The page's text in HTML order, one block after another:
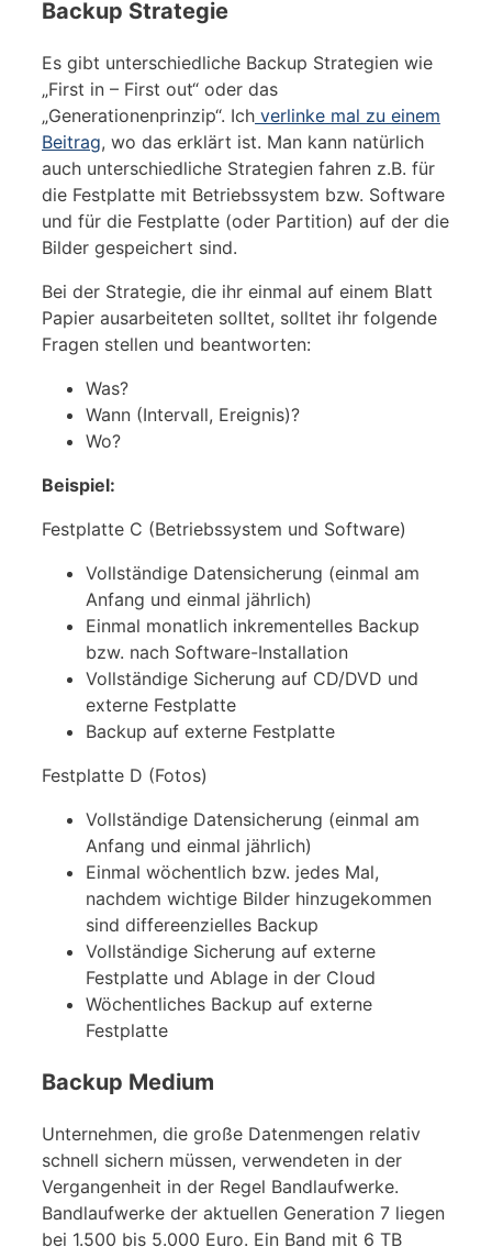
Backup Strategie
Es gibt unterschiedliche Backup Strategien wie
„First in – First out“ oder das
„Generationenprinzip“. Ich verlinke mal zu einem
Beitrag, wo das erklärt ist. Man kann natürlich
auch unterschiedliche Strategien fahren z.B. für
die Festplatte mit Betriebssystem bzw. Software
und für die Festplatte (oder Partition) auf der die
Bilder gespeichert sind.
Bei der Strategie, die ihr einmal auf einem Blatt
Papier ausarbeiteten solltet, solltet ihr folgende
Fragen stellen und beantworten:
Was?
Wann (Intervall, Ereignis)?
Wo?
Beispiel:
Festplatte C (Betriebssystem und Software)
Vollständige Datensicherung (einmal am
Anfang und einmal jährlich)
Einmal monatlich inkrementelles Backup
bzw. nach Software-Installation
Vollständige Sicherung auf CD/DVD und
externe Festplatte
Backup auf externe Festplatte
Festplatte D (Fotos)
Vollständige Datensicherung (einmal am
Anfang und einmal jährlich)
Einmal wöchentlich bzw. jedes Mal,
nachdem wichtige Bilder hinzugekommen
sind differeenzielles Backup
Vollständige Sicherung auf externe
Festplatte und Ablage in der Cloud
Wöchentliches Backup auf externe
Festplatte
Backup Medium
Unternehmen, die große Datenmengen relativ
schnell sichern müssen, verwendeten in der
Vergangenheit in der Regel Bandlaufwerke.
Bandlaufwerke der aktuellen Generation 7 liegen
bei 1.500 bis 5.000 Euro. Ein Band mit 6 TB